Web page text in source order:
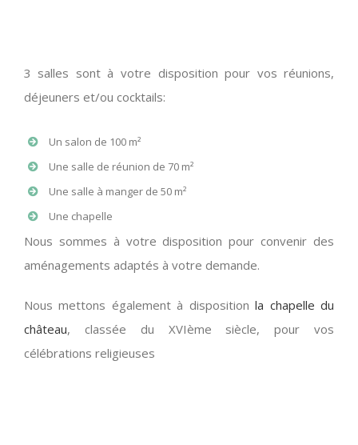
déjeuners et/ou cocktails:
Une salle de réunion de 70 m²
Une salle à manger de 50 m²
Une chapelle
Nous sommes à votre disposition pour convenir des
aménagements adaptés à votre demande.
château, classée du XVIème siècle, pour vos
célébrations religieuses